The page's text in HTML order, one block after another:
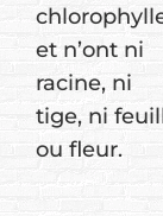
et n’ont ni
racine, ni
tige, ni
ou fleur.